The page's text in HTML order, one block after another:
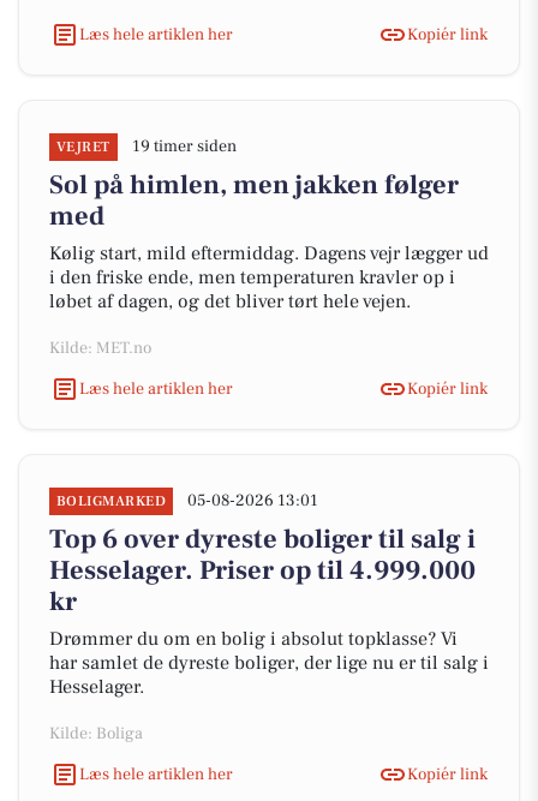
Læs hele artiklen her Kopiér link
VEJRET 19 timer siden
Sol på himlen, men jakken følger
med
Kølig start, mild eftermiddag. Dagens vejr lægger ud
i den friske ende, men temperaturen kravler op i
løbet af dagen, og det bliver tørt hele vejen.
Kilde: MET.no
Læs hele artiklen her
Kopiér link
BOLIGMARKED 05-08-2026 13:01
Top 6 over dyreste boliger til salg i
Hesselager. Priser op til 4.999.000
kr
Drømmer du om en bolig i absolut topklasse? Vi
har samlet de dyreste boliger, der lige nu er til salg i
Hesselager.
Kilde: Boliga
Læs hele artiklen her
Kopiér link